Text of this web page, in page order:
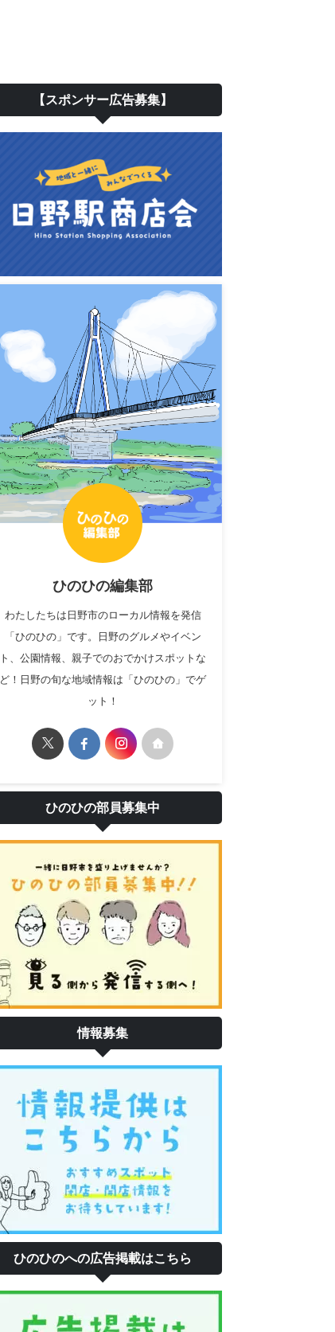
【スポンサー広告募集】
ひのひの編集部
わたしたちは日野市のローカル情報を発信
「ひのひの」です。日野のグルメやイベン
ト、公園情報、親子でのおでかけスポットな
ど！日野の旬な地域情報は「ひのひの」でゲ
ット！
ひのひの部員募集中
情報募集
ひのひのへの広告掲載はこちら